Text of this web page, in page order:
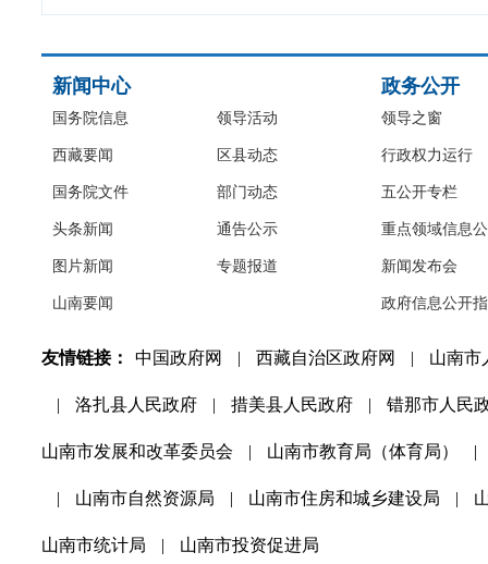
新闻中心
国务院信息
西藏要闻
国务院文件
头条新闻
图片新闻
山南要闻
领导活动
区县动态
部门动态
通告公示
专题报道
政务公开
领导之窗
行政权力运行
五公开专栏
重点领域信息
新闻发布会
政府信息公开
友情链接： 中国政府网 | 西藏自治区政府网 | 山南市
| 洛扎县人民政府 | 措美县人民政府 | 错那市人民
山南市发展和改革委员会 | 山南市教育局（体育局） |
| 山南市自然资源局 | 山南市住房和城乡建设局 |
山南市统计局 | 山南市投资促进局